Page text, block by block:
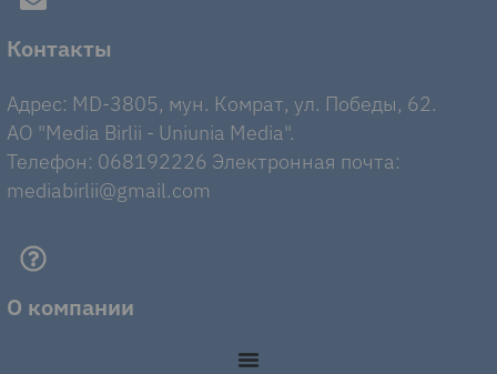
Контакты
Адрес: MD-3805, мун. Комрат, ул. Победы, 62.
AO "Media Birlii - Uniunia Media".
Телефон: 068192226 Электронная почта:
mediabirlii@gmail.com
О компании